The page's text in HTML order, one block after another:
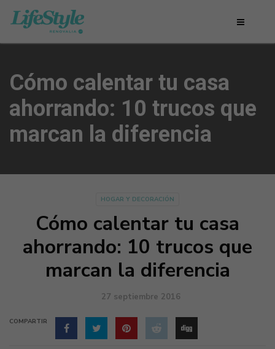
Cómo calentar tu casa
ahorrando: 10 trucos que
marcan la diferencia
HOGAR Y DECORACIÓN
Cómo calentar tu casa
ahorrando: 10 trucos que
marcan la diferencia
27 septiembre 2016
COMPARTIR